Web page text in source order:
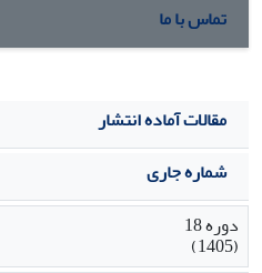
تماس با ما
مقالات آماده انتشار
شماره جاری
دوره 18
(1405)